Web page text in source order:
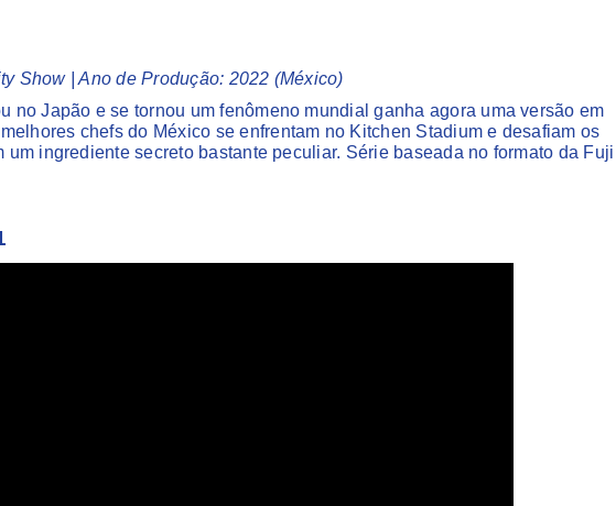
Show | Ano de Produção: 2022 (México)
no Japão e se tornou um fenômeno mundial ganha agora uma versão em
chefs do México se enfrentam no Kitchen Stadium e desafiam os
um ingrediente secreto bastante peculiar. Série baseada no formato da Fuji